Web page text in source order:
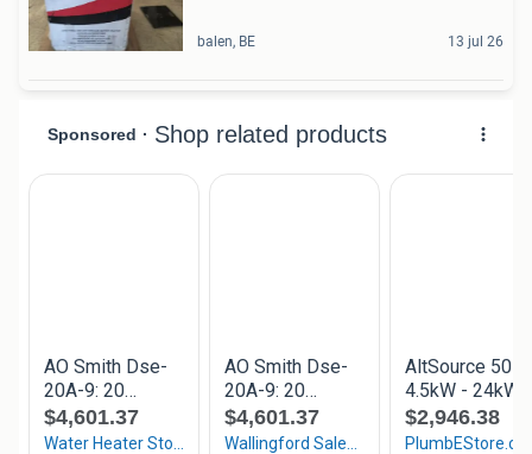
balen, BE 13 jul 26